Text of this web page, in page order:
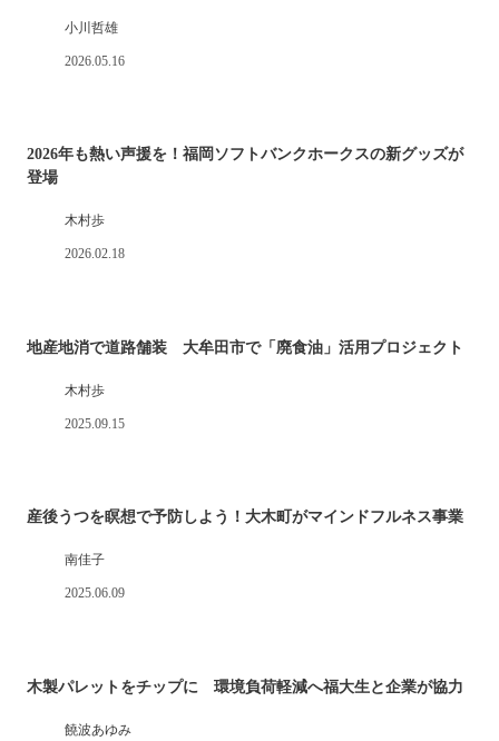
小川哲雄
2026.05.16
2026年も熱い声援を！福岡ソフトバンクホークスの新グッズが
登場
木村歩
2026.02.18
地産地消で道路舗装 大牟田市で「廃食油」活用プロジェクト
木村歩
2025.09.15
産後うつを瞑想で予防しよう！大木町がマインドフルネス事業
南佳子
2025.06.09
木製パレットをチップに 環境負荷軽減へ福大生と企業が協力
饒波あゆみ